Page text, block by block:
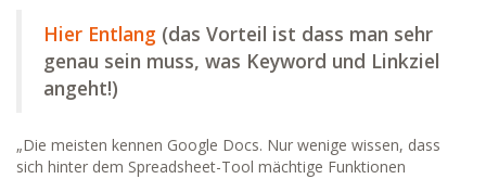
Hier Entlang (das Vorteil ist dass man sehr
genau sein muss, was Keyword und Linkziel
angeht!)
„Die meisten kennen Google Docs. Nur wenige wissen, dass
sich hinter dem Spreadsheet-Tool mächtige Funktionen